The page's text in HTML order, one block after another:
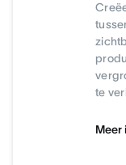
te
Meer